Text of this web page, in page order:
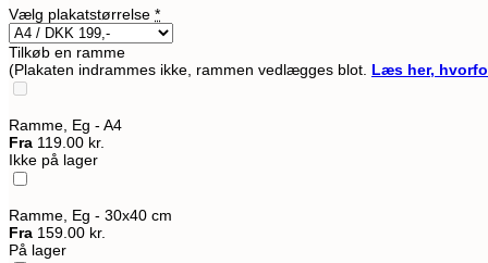
Vælg plakatstørrelse *
Tilkøb en ramme
(Plakaten indrammes ikke, rammen vedlægges blot. Læs her,
Ramme, Eg - A4
Fra 119.00 kr.
Ikke på lager
Ramme, Eg - 30x40 cm
Fra 159.00 kr.
På lager